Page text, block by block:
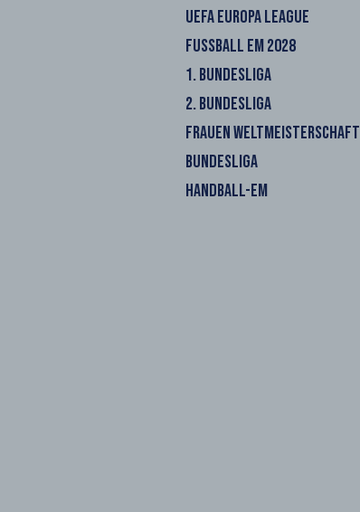
UEFA EUROPA LEAGUE
FUSSBALL EM 2028
1. BUNDESLIGA
2. BUNDESLIGA
FRAUEN WELTMEISTERSCHAFT
BUNDESLIGA
HANDBALL-EM